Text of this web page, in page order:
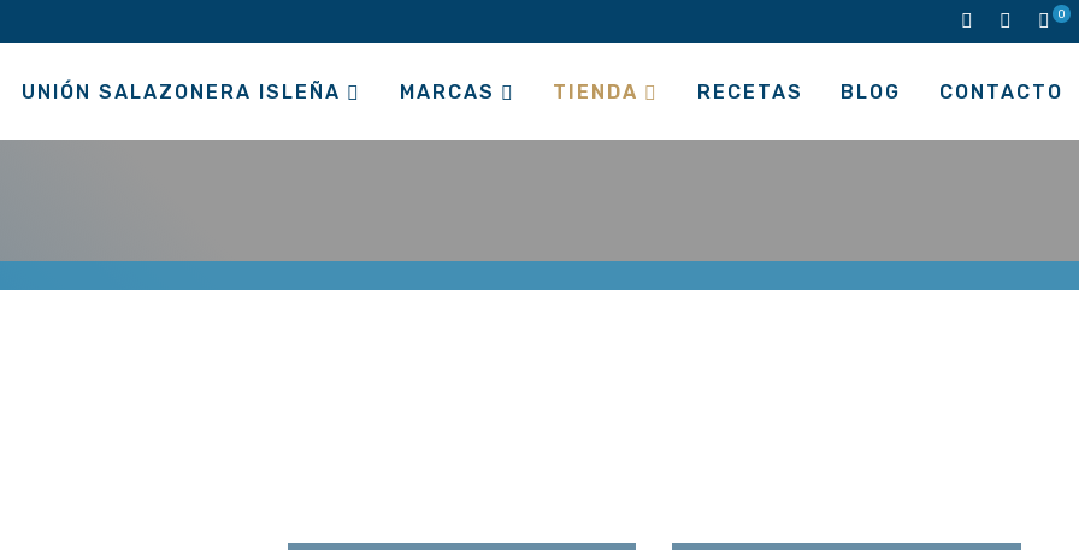
0
UNIÓN SALAZONERA ISLEÑA MARCAS TIENDA RECETAS BLOG CONTACTO